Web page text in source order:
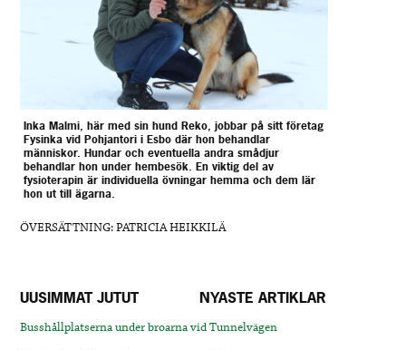
Inka Malmi, här med sin hund Reko, jobbar på sitt företag
Fysinka vid Pohjantori i Esbo där hon behandlar
människor. Hundar och eventuella andra smådjur
behandlar hon under hembesök. En viktig del av
fysioterapin är individuella övningar hemma och dem lär
hon ut till ägarna.
ÖVERSÄTTNING: PATRICIA HEIKKILÄ
UUSIMMAT JUTUT NYASTE ARTIKLAR
Busshållplatserna under broarna vid Tunnelvägen